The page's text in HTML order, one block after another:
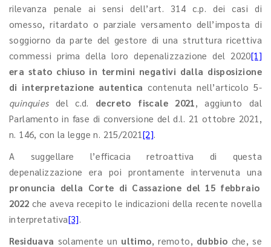
rilevanza penale ai sensi dell’art. 314 c.p. dei casi di
omesso, ritardato o parziale versamento dell’imposta di
soggiorno da parte del gestore di una struttura ricettiva
commessi prima della loro depenalizzazione del 2020[1]
era stato chiuso in termini negativi dalla disposizione
di interpretazione autenticacontenuta nell’articolo 5-
quinquies del c.d. decreto fiscale 2021, aggiunto dal
Parlamento in fase di conversione del d.l. 21 ottobre 2021,
n. 146, con la legge n. 215/2021 [2].
A suggellare l’efficacia retroattiva di questa
depenalizzazione era poi prontamente intervenuta una
pronuncia della Corte di Cassazione del 15 febbraio
2022che aveva recepito le indicazioni della recente novella
interpretativa[3].
Residuava solamente un ultimo, remoto, dubbio che, se